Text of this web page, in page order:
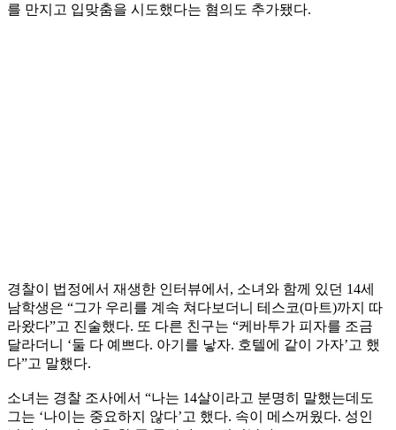
를 만지고 입맞춤을 시도했다는 혐의도 추가됐다.
경찰이 법정에서 재생한 인터뷰에서, 소녀와 함께 있던 14세
남학생은 “그가 우리를 계속 쳐다보더니 테스코(마트)까지 따
라왔다”고 진술했다. 또 다른 친구는 “케바투가 피자를 조금
달라더니 ‘둘 다 예쁘다. 아기를 낳자. 호텔에 같이 가자’고 했
다”고 말했다.
소녀는 경찰 조사에서 “나는 14살이라고 분명히 말했는데도
그는 ‘나이는 중요하지 않다’고 했다. 속이 메스꺼웠다. 성인